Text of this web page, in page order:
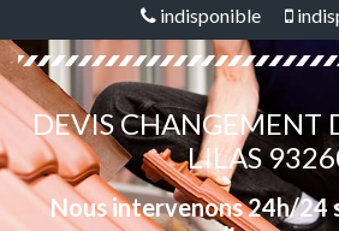
indisponible
DEVIS CHANGEMENT
LILAS
Nous intervenons 24h/24